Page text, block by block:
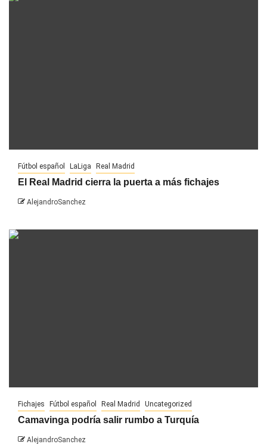
Fútbol español LaLiga Real Madrid
El Real Madrid cierra la puerta a más fichajes
AlejandroSanchez
Fichajes Fútbol español Real Madrid Uncategorized
Camavinga podría salir rumbo a Turquía
AlejandroSanchez